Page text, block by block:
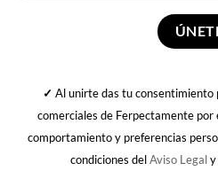
✓ Al unirte das tu consentimiento
comerciales de Ferpectamente
comportamiento y preferencias
condiciones delAviso Legaly